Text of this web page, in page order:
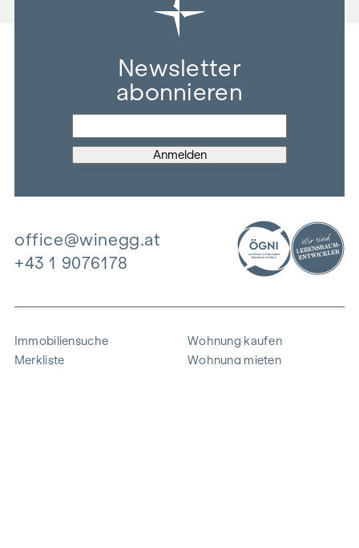
Newsletter
abonnieren
office@winegg.at
+43 1 9076178
Immobiliensuche
Merkliste
Wohnung kaufen
Wohnung mieten